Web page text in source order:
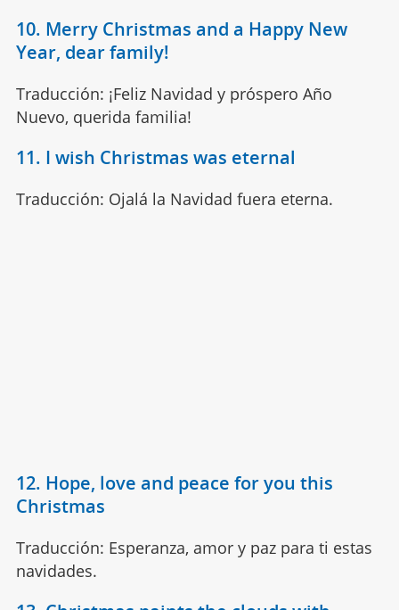
10. Merry Christmas and a Happy New
Year, dear family!
Traducción: ¡Feliz Navidad y próspero Año
Nuevo, querida familia!
11. I wish Christmas was eternal
Traducción: Ojalá la Navidad fuera eterna.
12. Hope, love and peace for you this
Christmas
Traducción: Esperanza, amor y paz para ti estas
navidades.